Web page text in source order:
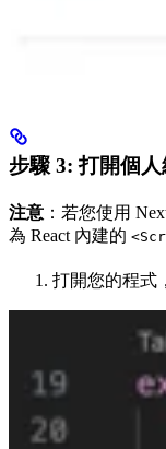
步驟 3: 打開個
注意 ：若您使用
為 React 內建的
打開您的程式